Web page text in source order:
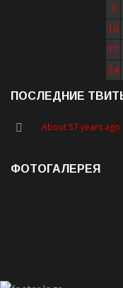
3
10
17
24
ПОСЛЕДНИЕ
About 57 years ago
ФОТОГАЛЕРЕЯ